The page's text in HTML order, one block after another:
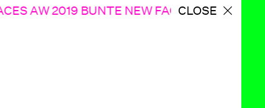
CLOSE
AW 2019 BUNTE NEW FACES AW 2019